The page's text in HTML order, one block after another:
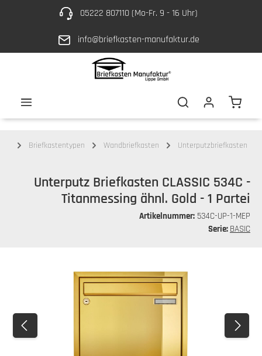
Zum Hauptinhalt springen05222 807110 (Mo-Fr. 9 - 16 Uhr)
info@briefkasten-manufaktur.de
Briefkastentypen Wandbriefkasten Unterputzbriefkasten
Unterputz Briefkasten CLASSIC 534C -
Titanmessing ähnl. Gold - 1 Partei
Artikelnummer: 534C-UP-1-MEP
Serie: BASIC